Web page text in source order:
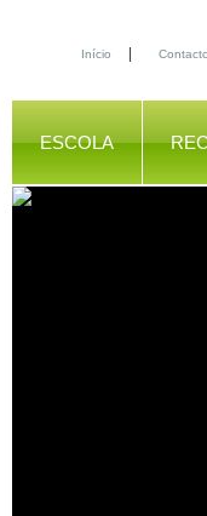
Início
ESCOLA